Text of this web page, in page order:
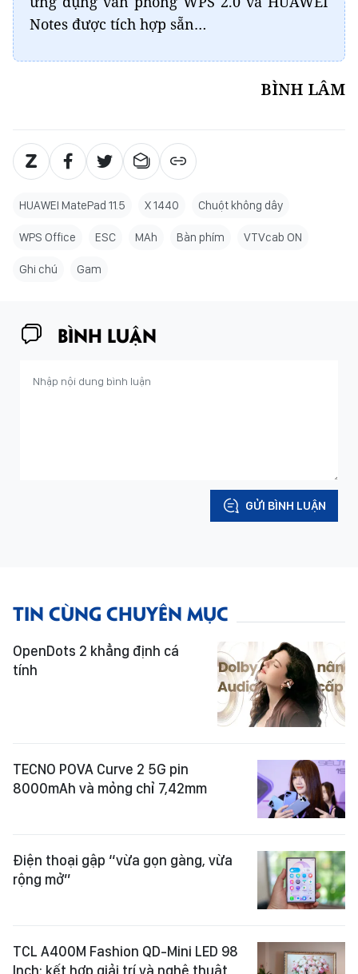
Notes được tích hợp sẵn…
BÌNH LÂM
HUAWEI MatePad 11.5 X 1440 Chuột không dây
WPS Office ESC MAh Bàn phím VTVcab ON
Ghi chú Gam
BÌNH LUẬN
GỬI BÌNH LUẬN
TIN CÙNG CHUYÊN MỤC
OpenDots 2 khẳng định cá
tính
TECNO POVA Curve 2 5G pin
8000mAh và mỏng chỉ 7,42mm
Điện thoại gập “vừa gọn gàng, vừa
rộng mở”
TCL A400M Fashion QD-Mini LED 98
Inch: kết hợp giải trí và nghệ thuật